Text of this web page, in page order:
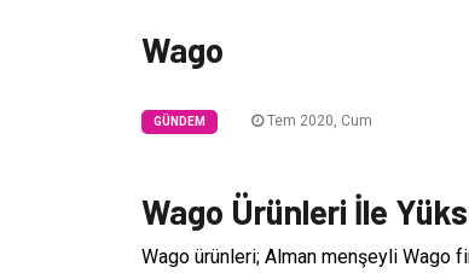
Wago
GÜNDEM Tem 2020, Cum
Wago Ürünleri İle
Wago ürünleri; Alman menşeyli Wago